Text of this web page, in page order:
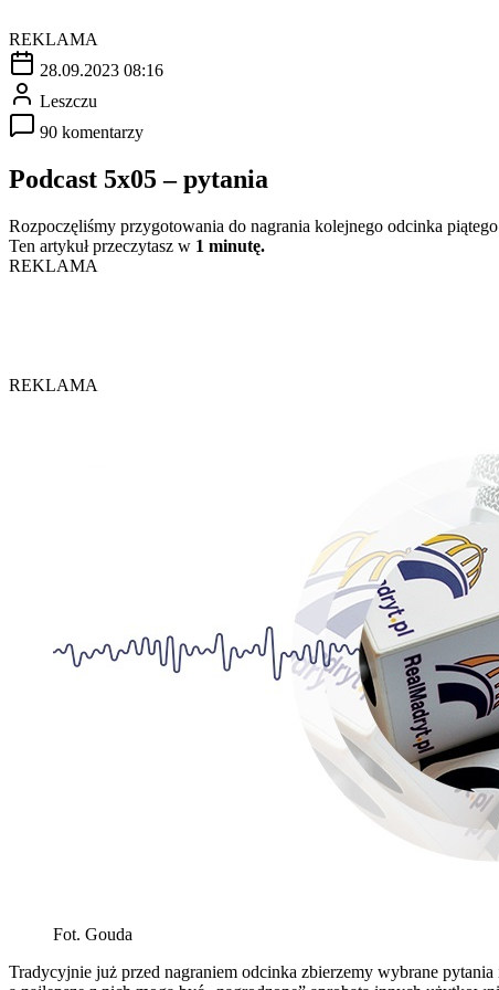
REKLAMA
28.09.2023 08:16
Leszczu
90 komentarzy
Podcast 5x05 – pytania
Rozpoczęliśmy przygotowania do nagrania kolejnego odcinka
Ten artykuł przeczytasz w 1 minutę.
REKLAMA
REKLAMA
Fot. Gouda
Tradycyjnie już przed nagraniem odcinka zbierzemy wybrane